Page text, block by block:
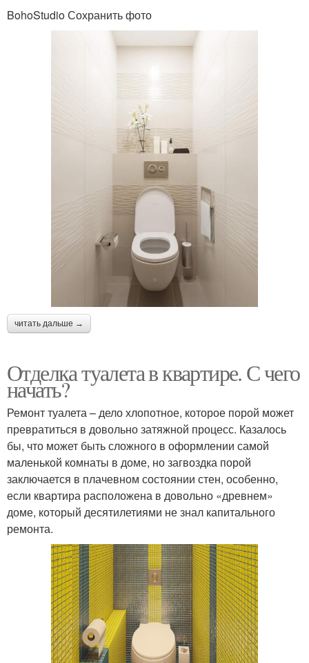
BohoStudio Сохранить фото
читать дальше →
Отделка туалета в квартире. С чего
начать?
Ремонт туалета – дело хлопотное, которое порой может
превратиться в довольно затяжной процесс. Казалось
бы, что может быть сложного в оформлении самой
маленькой комнаты в доме, но загвоздка порой
заключается в плачевном состоянии стен, особенно,
если квартира расположена в довольно «древнем»
доме, который десятилетиями не знал капитального
ремонта.